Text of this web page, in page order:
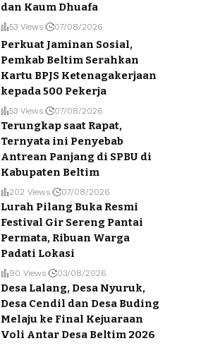
dan Kaum Dhuafa
53 Views 07/08/2026
Perkuat Jaminan Sosial,
Pemkab Beltim Serahkan
Kartu BPJS Ketenagakerjaan
kepada 500 Pekerja
53 Views 07/08/2026
Terungkap saat Rapat,
Ternyata ini Penyebab
Antrean Panjang di SPBU di
Kabupaten Beltim
202 Views 07/08/2026
Lurah Pilang Buka Resmi
Festival Gir Sereng Pantai
Permata, Ribuan Warga
Padati Lokasi
90 Views 03/08/2026
Desa Lalang, Desa Nyuruk,
Desa Cendil dan Desa Buding
Melaju ke Final Kejuaraan
Voli Antar Desa Beltim 2026